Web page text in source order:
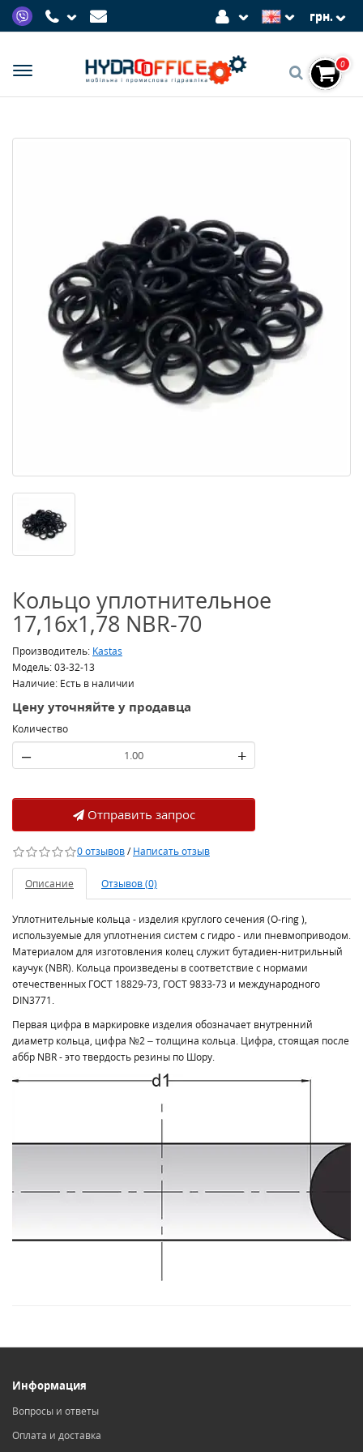
грн.
0
Кольцо уплотнительное
17,16x1,78 NBR-70
Производитель: Kastas
Модель: 03-32-13
Наличие: Есть в наличии
Цену уточняйте у продавца
Количество
– +
Отправить запрос
0 отзывов/Написать отзыв
Описание Отзывов (0)
Уплотнительные кольца - изделия круглого сечения (O-ring ),
используемые для уплотнения систем с гидро - или пневмоприводом.
Материалом для изготовления колец служит бутадиен-нитрильный
каучук (NBR). Кольца произведены в соответствие с нормами
отечественных ГОСТ 18829-73, ГОСТ 9833-73 и международного
DIN3771.
Первая цифра в маркировке изделия обозначает внутренний
диаметр кольца, цифра №2 – толщина кольца. Цифра, стоящая после
аббр NBR - это твердость резины по Шору.
Информация
Вопросы и ответы
Оплата и доставка